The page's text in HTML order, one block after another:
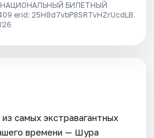
НАЦИОНАЛЬНЫЙ БИЛЕТНЫЙ
erid: 25H8d7vbP8SRTvHZrUcdLB.
самых экстравагантных
времени — Шура